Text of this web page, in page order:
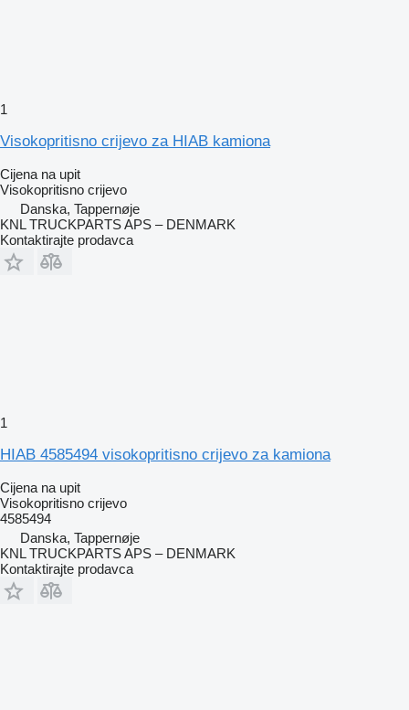
1
Visokopritisno crijevo za HIAB kamiona
Cijena na upit
Visokopritisno crijevo
Danska, Tappernøje
KNL TRUCKPARTS APS – DENMARK
Kontaktirajte prodavca
1
HIAB 4585494 visokopritisno crijevo za kamiona
Cijena na upit
Visokopritisno crijevo
4585494
Danska, Tappernøje
KNL TRUCKPARTS APS – DENMARK
Kontaktirajte prodavca